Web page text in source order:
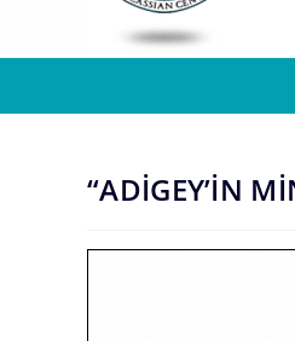
“ADİGEY’İN